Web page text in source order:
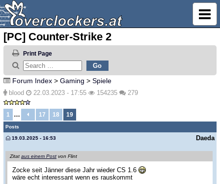
[PC] Counter-Strike 2
Print Page
Forum Index > Gaming > Spiele
blood 22.03.2023 - 17:55 154235 279
1 … 17 18 19
Posts
Daeda
19.03.2025 - 16:53
Zitat aus einem Post von Flint
Zocke seit Jänner diese Jahr wieder CS 1.6
wäre echt interessant wenn es rauskommt